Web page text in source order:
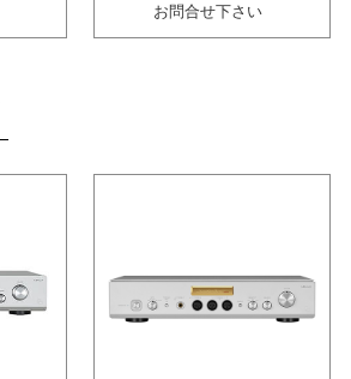
お問合せ下さい